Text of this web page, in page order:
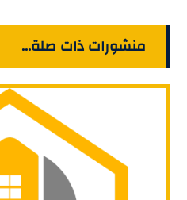
منشورات ذات صلة...